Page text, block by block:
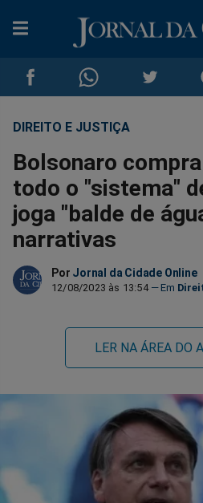
Compartilhar
no
Facebook
Compartilhar
no
Whatsapp
no
Twitter
DIREITO E JUSTIÇA
Bolsonaro
todo o "sistema"
joga "balde de
narrativas
Por Jornal da Cidade Online
12/08/2023 às 13:54
LER NA ÁREA DO